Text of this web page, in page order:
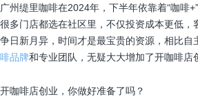
广州缇里咖啡在2024年，下半年依靠着“咖啡
很多门店都选在社区里，不仅投资成本更低，
争日新月异，时间才是最宝贵的资源，相比自
啡品牌和专业团队，无疑大大增加了开咖啡店
开咖啡店创业，你做好准备了吗？